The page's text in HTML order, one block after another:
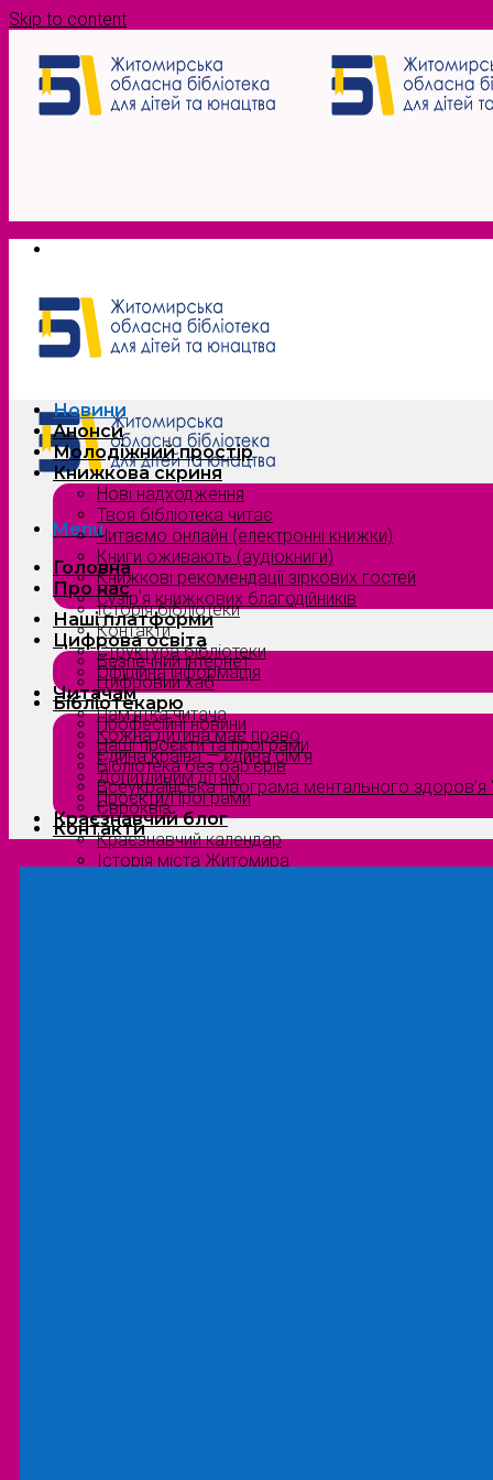
Skip to content
Menu
Головна
Про нас
Історія бібліотеки
Контакти
Структура бібліотеки
Офіційна інформація
Читачам
Пам’ятка читача
Кожна дитина має право
Єдина країна — єдина сім’я
Допитливим дітям
Проєкти/Програми
Краєзнавчий блог
Краєзнавчий календар
Історія міста Житомира
Новини
Анонси
Молодіжний простір
Книжкова скриня
Нові надходження
Твоя бібліотека читає
Читаємо онлайн (електронні книжки)
Книги оживають (аудіокниги)
Книжкові рекомендації зіркових гостей
Сузірʼя книжкових благодійників
Наші платформи
Цифрова освіта
Безпечний інтернет
Цифровий хаб
Бібліотекарю
Професійні новини
Наші проєкти та програми
Бібліотека без бар’єрів
Всеукраїнська програма ментального здоров’я
Євроквіз
Контакти